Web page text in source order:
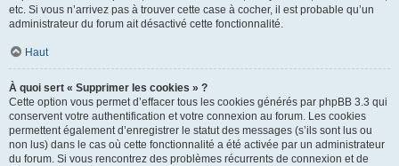
etc. Si vous n’arrivez pas à trouver cette case à cocher, il est probable qu’un
administrateur du forum ait désactivé cette fonctionnalité.
Haut
À quoi sert « Supprimer les cookies » ?
Cette option vous permet d’effacer tous les cookies générés par phpBB 3.3 qui
conservent votre authentification et votre connexion au forum. Les cookies
permettent également d’enregistrer le statut des messages (s’ils sont lus ou
non lus) dans le cas où cette fonctionnalité a été activée par un administrateur
du forum. Si vous rencontrez des problèmes récurrents de connexion et de